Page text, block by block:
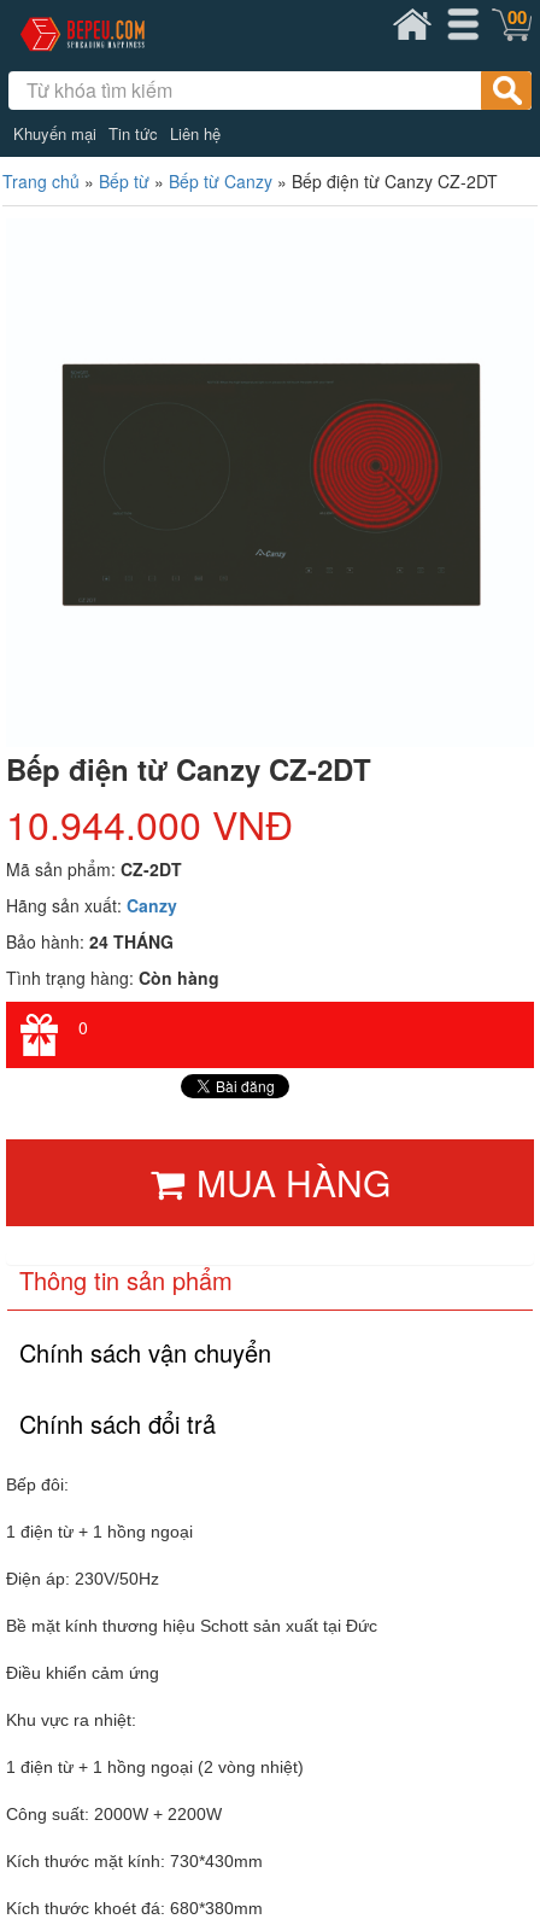
Khuyến mại Tin tức Liên hệ
00
Trang chủ » Bếp từ » Bếp từ Canzy » Bếp điện từ Canzy CZ-2DT
Bếp điện từ Canzy CZ-2DT
10.944.000 VNĐ
Mã sản phẩm: CZ-2DT
Hãng sản xuất: Canzy
Bảo hành: 24 THÁNG
Tình trạng hàng: Còn hàng
0
MUA HÀNG
Thông tin sản phẩm
Chính sách vận chuyển
Chính sách đổi trả
Bếp đôi:
1 điện từ + 1 hồng ngoại
Điện áp: 230V/50Hz
Bề mặt kính thương hiệu Schott sản xuất tại Đức
Điều khiển cảm ứng
Khu vực ra nhiệt:
1 điện từ + 1 hồng ngoại (2 vòng nhiệt)
Công suất: 2000W + 2200W
Kích thước mặt kính: 730*430mm
Kích thước khoét đá: 680*380mm